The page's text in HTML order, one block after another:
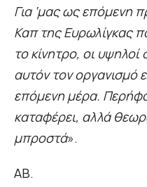
Για ‘μας ως επόμενη
Καπ της Ευρωλίγκας
το κίνητρο, οι
αυτόν τον οργανισμό
επόμενη μέρα.
καταφέρει, αλλά
μπροστά».
ΑΒ.